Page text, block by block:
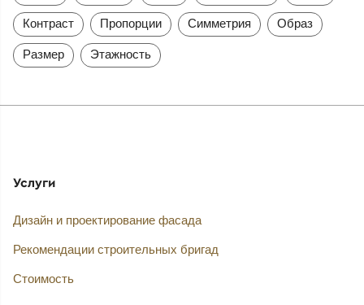
Контраст Пропорции Симметрия Образ
Размер Этажность
Услуги
Дизайн и проектирование фасада
Рекомендации строительных бригад
Стоимость